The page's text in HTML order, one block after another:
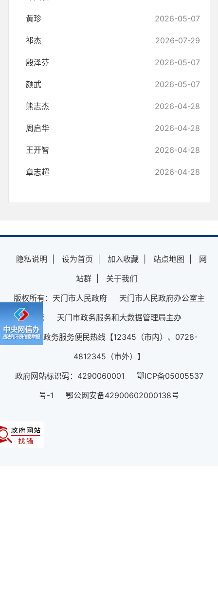
黄珍 2026-05-07
祁杰 2026-07-29
殷泽芬 2026-05-07
颜武 2026-05-07
熊志杰 2026-04-28
周启华 2026-04-28
王开智 2026-04-28
章志超 2026-04-28
隐私说明 设为首页 加入收藏 站点地图
网
站群
关于我们
版权所有：天门市人民政府 天门市人民政府办公室主
管 天门市政务服务和大数据管理局主办
12345政务服务便民热线【12345（市内）、0728-
4812345（市外）】
政府网站标识码：4290060001 鄂ICP备05005537
号-1 鄂公网安备42900602000138号